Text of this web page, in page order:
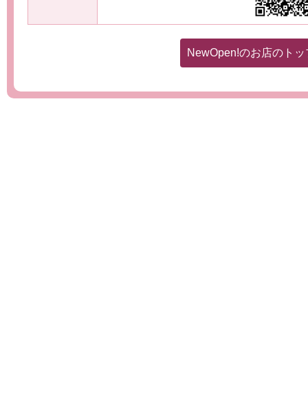
NewOpen!のお店のト